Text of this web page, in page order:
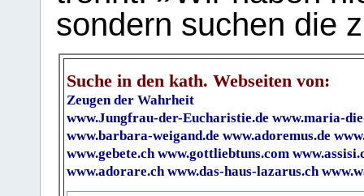
sondern suchen die
Suche in den kath. Webseiten von:
Zeugen der Wahrheit
www.Jungfrau-der-Eucharistie.de www.maria-
www.barbara-weigand.de www.adoremus.de
www.gebete.ch www.gottliebtuns.com
www.adorare.ch www.das-haus-lazarus.ch